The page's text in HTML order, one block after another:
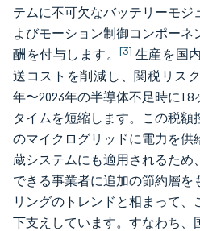
テムに不可欠なバッテリーモジ
よびモーション制御コンポーネ
酬を付与します。[3] 生産を国
送コストを削減し、関税リス
年〜2023年の半導体不足時に
タイムを短縮します。この税額
のマイクログリッドに電力を供
蔵システムにも適用されるため
できる事業者に追加の節約層を
リングのトレンドと相まって
下支えしています。すなわち、